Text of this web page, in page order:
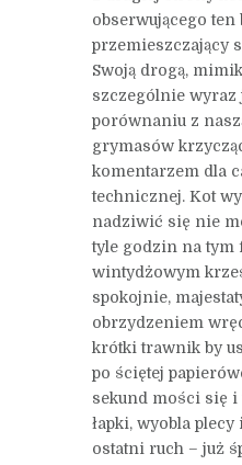
obserwującego ten
przemieszczający
Swoją drogą,
szczególnie wyraz
porównaniu z
grymasów
komentarzem dla
technicznej. Kot
nadziwić się nie
tyle godzin na tym
wintydżowym
spokojnie,
obrzydzeniem
krótki trawnik by
po ściętej
sekund mości się i
łapki, wyobla
ostatni ruch – już